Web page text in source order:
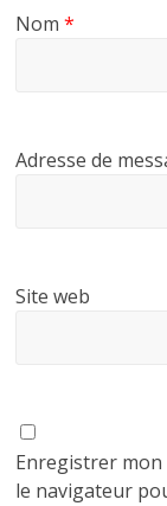
Nom*
Adresse de
Site web
Enregistrer mon
le navigateur